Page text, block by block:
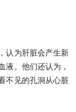
认为肝脏会产生新
液。他们还认为，
不见的孔洞从心脏